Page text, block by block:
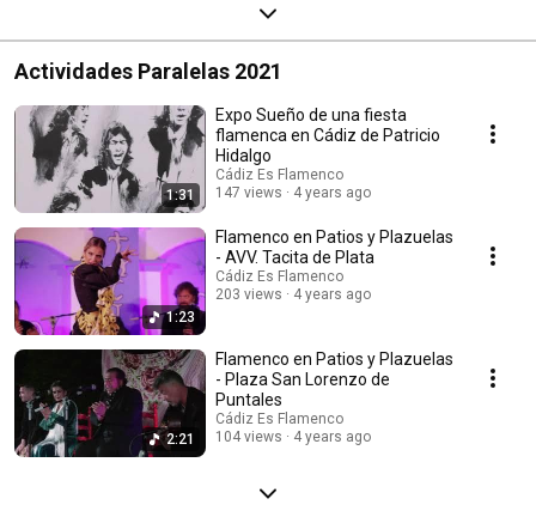
Actividades Paralelas 2021
1:31
Expo Sueño de una fiesta
flamenca en Cádiz de Patricio
Hidalgo
Cádiz Es Flamenco
147 views
4 years ago
1:23
Flamenco en Patios y Plazuelas
- AVV. Tacita de Plata
Cádiz Es Flamenco
203 views
4 years ago
2:21
Flamenco en Patios y Plazuelas
- Plaza San Lorenzo de
Puntales
Cádiz Es Flamenco
104 views
4 years ago